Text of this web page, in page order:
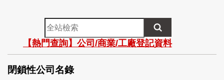
全
站
檢
索
【熱門查詢】公司/商業/工廠登記資料
閉鎖性公司名錄